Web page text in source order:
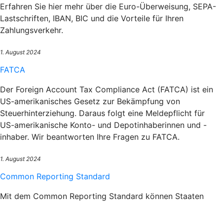
Erfahren Sie hier mehr über die Euro-Überweisung, SEPA-
Lastschriften, IBAN, BIC und die Vorteile für Ihren
Zahlungsverkehr.
1. August 2024
FATCA
Der Foreign Account Tax Compliance Act (FATCA) ist ein
US-amerikanisches Gesetz zur Bekämpfung von
Steuerhinterziehung. Daraus folgt eine Meldepflicht für
US-amerikanische Konto- und Depotinhaberinnen und -
inhaber. Wir beantworten Ihre Fragen zu FATCA.
1. August 2024
Common Reporting Standard
Mit dem Common Reporting Standard können Staaten